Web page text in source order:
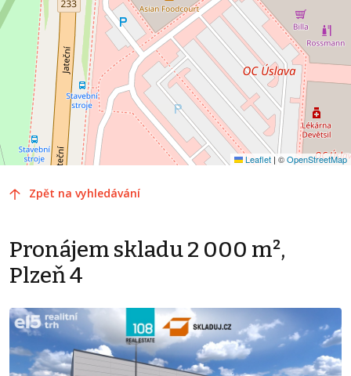
Leaflet | ©OpenStreetMap
Zpět na vyhledávání
Pronájem skladu 2 000 m²,
Plzeň 4